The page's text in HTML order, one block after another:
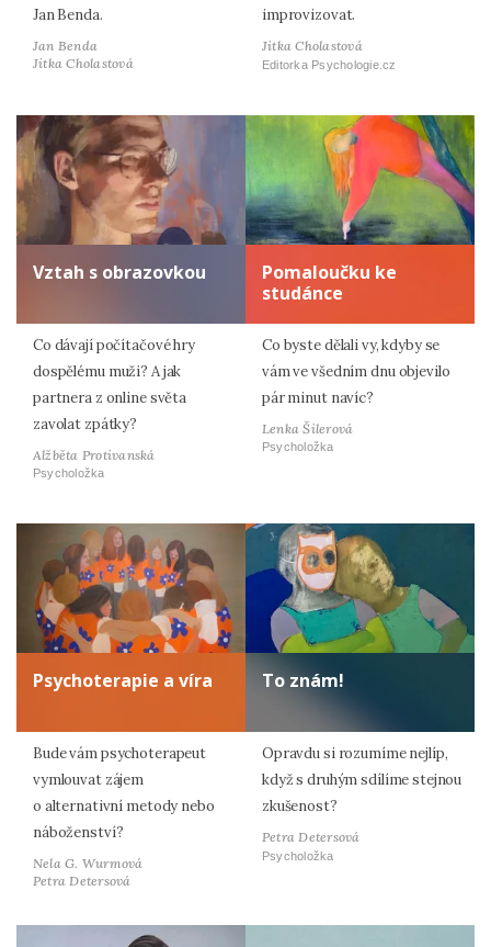
Jan Benda.
Jan Benda
Jitka Cholastová
improvizovat.
Jitka Cholastová
Editorka Psychologie.cz
Vztah s obrazovkou
Co dávají počítačové hry
dospělému muži? A jak
partnera z online světa
zavolat zpátky?
Alžběta Protivanská
Psycholožka
Pomaloučku ke
studánce
Co byste dělali vy, kdyby se
vám ve všedním dnu objevilo
pár minut navíc?
Lenka Šilerová
Psycholožka
Psychoterapie a víra
Bude vám psychoterapeut
vymlouvat zájem
o alternativní metody nebo
náboženství?
Nela G. Wurmová
Petra Detersová
To znám!
Opravdu si rozumíme nejlíp,
když s druhým sdílíme stejnou
zkušenost?
Petra Detersová
Psycholožka